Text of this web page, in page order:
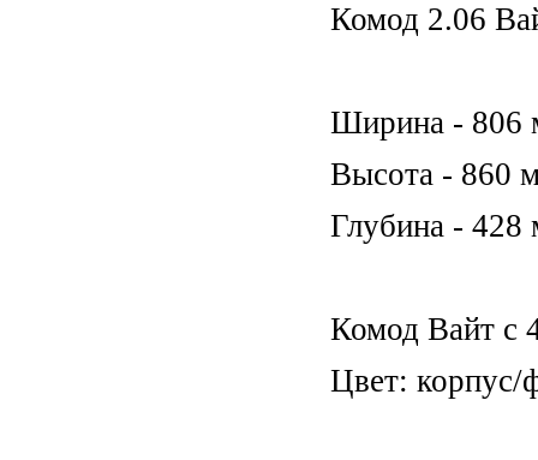
Комод 2.06
Ширина - 806
Высота - 860
Глубина - 428
Комод Вайт с
Цвет: